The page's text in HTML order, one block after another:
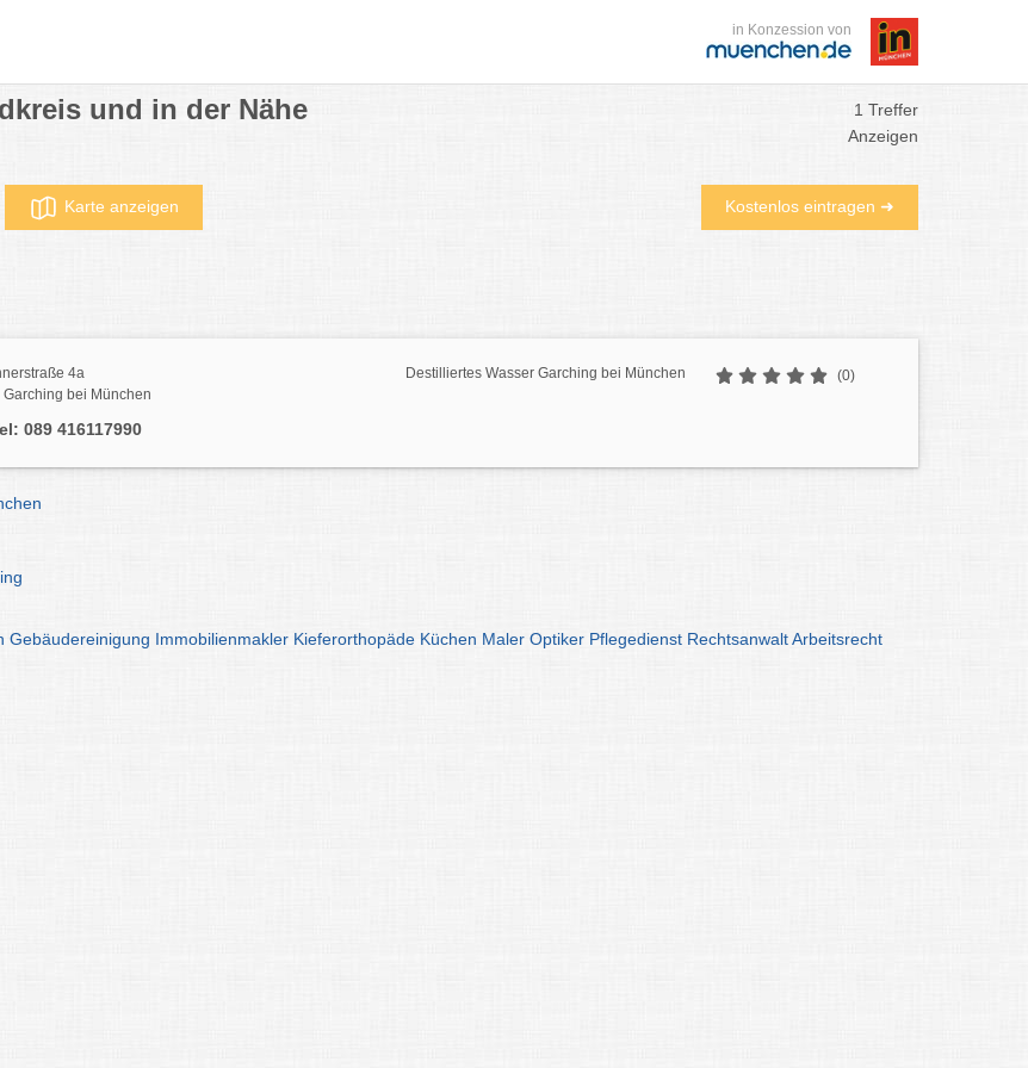
in Konzession von
und in der Nähe
1 Treffer
Anzeigen
Karte anzeigen Kostenlos eintragen ➜
4a
bei München
089 416117990
Destilliertes Wasser Garching bei München (0)
Gebäudereinigung Immobilienmakler Kieferorthopäde Küchen Maler Optiker Pflegedienst RechtsanwaltArbeitsrecht